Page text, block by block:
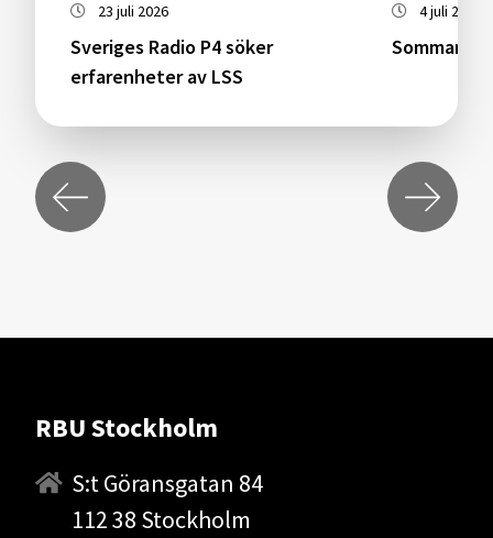
23 juli 2026
Sveriges Radio P4 söker
erfarenheter av LSS
4 juli 2026
RBU Stockholm
S:t Göransgatan 84
112 38 Stockholm